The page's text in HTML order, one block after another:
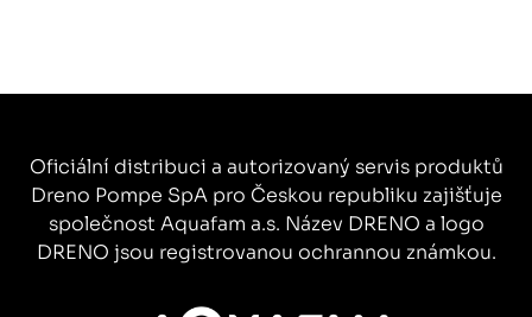
Oficiální distribuci a autorizovaný servis produktů
Dreno Pompe SpA pro Českou republiku zajišťuje
společnost Aquafam a.s. Název DRENO a logo
DRENO jsou registrovanou ochrannou známkou.